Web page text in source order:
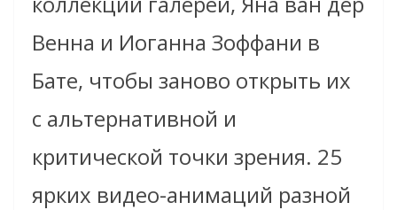
Венна и Иоганна Зоффани в
Бате, чтобы заново открыть их
с альтернативной и
критической точки зрения. 25
ярких видео-анимаций разной